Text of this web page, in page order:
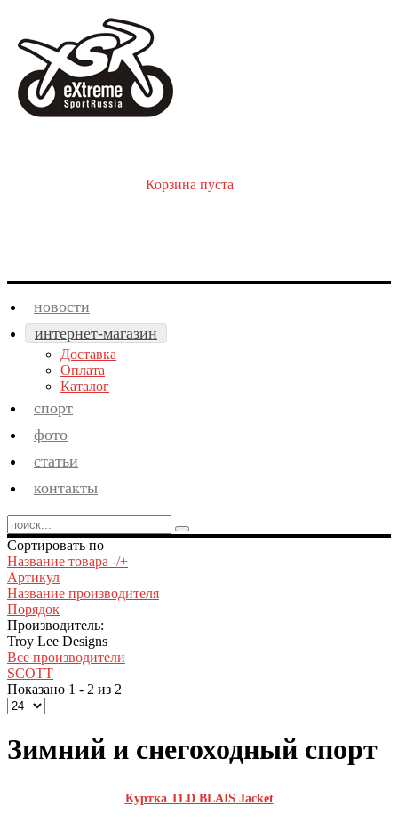
Корзина пуста
новости
интернет-магазин
Доставка
Оплата
Каталог
спорт
фото
статьи
контакты
Сортировать по
Название товара -/+
Артикул
Название производителя
Порядок
Производитель:
Troy Lee Designs
Все производители
SCOTT
Показано 1 - 2 из 2
Зимний и снегоходный спорт
Куртка TLD BLAIS Jacket